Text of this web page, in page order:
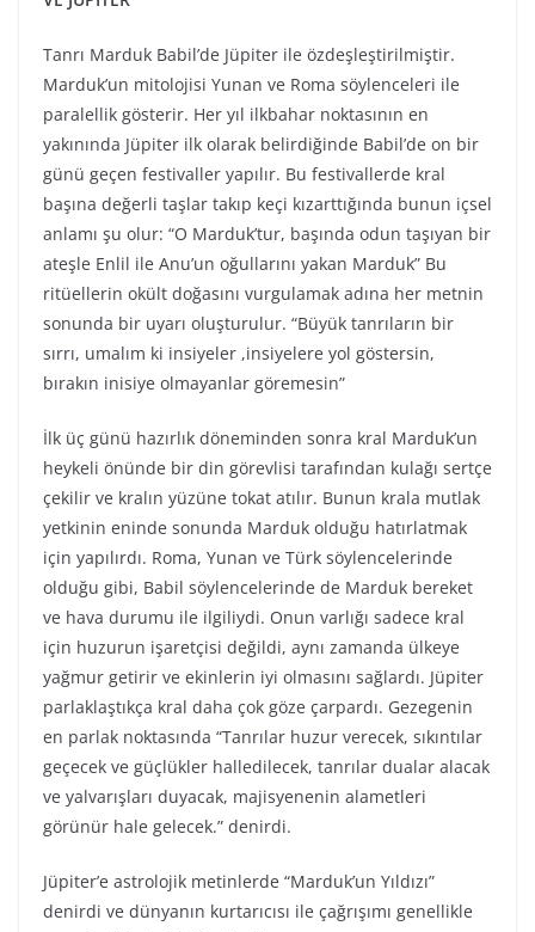
Tanrı Marduk Babil’de Jüpiter ile özdeşleştirilmiştir.
Marduk’un mitolojisi Yunan ve Roma söylenceleri ile
paralellik gösterir. Her yıl ilkbahar noktasının en
yakınında Jüpiter ilk olarak belirdiğinde Babil’de on bir
günü geçen festivaller yapılır. Bu festivallerde kral
başına değerli taşlar takıp keçi kızarttığında bunun içsel
anlamı şu olur: “O Marduk’tur, başında odun taşıyan bir
ateşle Enlil ile Anu’un oğullarını yakan Marduk” Bu
ritüellerin okült doğasını vurgulamak adına her metnin
sonunda bir uyarı oluşturulur. “Büyük tanrıların bir
sırrı, umalım ki insiyeler ,insiyelere yol göstersin,
bırakın inisiye olmayanlar göremesin”
İlk üç günü hazırlık döneminden sonra kral Marduk’un
heykeli önünde bir din görevlisi tarafından kulağı sertçe
çekilir ve kralın yüzüne tokat atılır. Bunun krala mutlak
yetkinin eninde sonunda Marduk olduğu hatırlatmak
için yapılırdı. Roma, Yunan ve Türk söylencelerinde
olduğu gibi, Babil söylencelerinde de Marduk bereket
ve hava durumu ile ilgiliydi. Onun varlığı sadece kral
için huzurun işaretçisi değildi, aynı zamanda ülkeye
yağmur getirir ve ekinlerin iyi olmasını sağlardı. Jüpiter
parlaklaştıkça kral daha çok göze çarpardı. Gezegenin
en parlak noktasında “Tanrılar huzur verecek, sıkıntılar
geçecek ve güçlükler halledilecek, tanrılar dualar alacak
ve yalvarışları duyacak, majisyenenin alametleri
görünür hale gelecek.” denirdi.
Jüpiter’e astrolojik metinlerde “Marduk’un Yıldızı”
denirdi ve dünyanın kurtarıcısı ile çağrışımı genellikle